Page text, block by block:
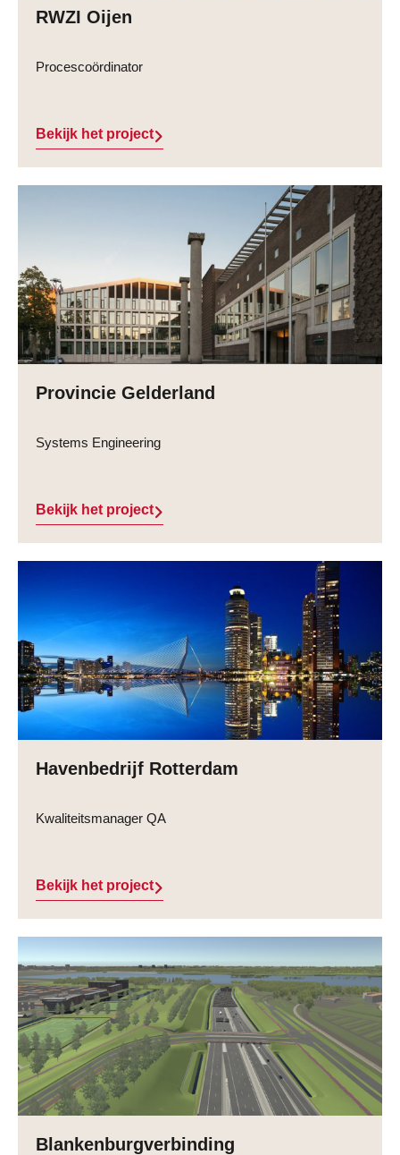
RWZI Oijen
Procescoördinator
Bekijk het project
Provincie Gelderland
Systems Engineering
Bekijk het project
Havenbedrijf Rotterdam
Kwaliteitsmanager QA
Bekijk het project
Blankenburgverbinding